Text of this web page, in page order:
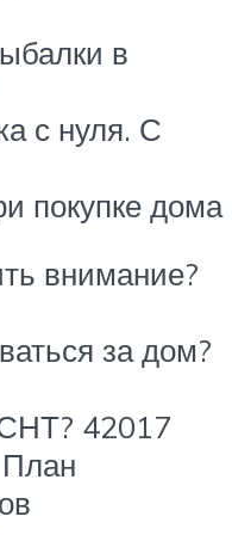
в
с нуля. С
покупке дома
внимание?
за дом?
42017
План